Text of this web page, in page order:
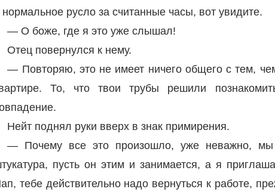
нормальное русло за считанные часы, вот увидите.
— О боже, где я это уже слышал!
Отец повернулся к нему.
— Повторяю, это не имеет ничего общего с тем,
То, что твои трубы решили
Нейт поднял руки вверх в знак примирения.
— Почему все это произошло, уже неважно,
пусть он этим и занимается, а я
тебе действительно надо вернуться к работе,